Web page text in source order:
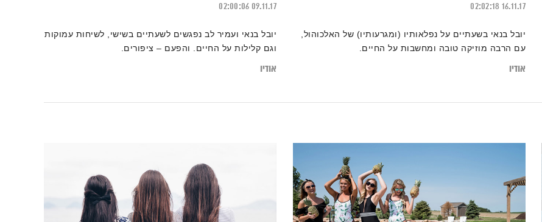
16.11.17
02:02:18
יובל בנאי בשעתיים על נפלאותיו (ומגרעותיו) של האלכוהול,
עם הרבה מוזיקה טובה ומחשבות על החיים.
אודיו
09.11.17
02:00:06
יובל בנאי ועמיר לב נפגשים לשעתיים בשישי, לשיחות עמוקות
וגם קלילות על החיים. והפעם – ציפורים.
אודיו